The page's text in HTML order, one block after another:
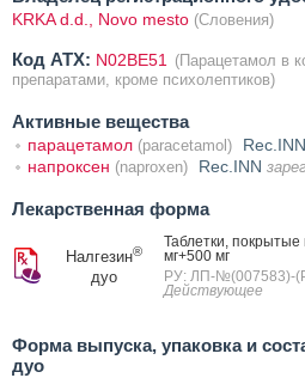
KRKA d.d., Novo mesto (Словения)
Код ATX: N02BE51 (Парацетамол в
препаратами, кроме психолептиков)
Активные вещества
парацетамол (paracetamol) Rec.INN
напроксен (naproxen) Rec.INN
Лекарственная форма
Налгезин®
дуо
Таблетки,
мг+500 мг
РУ: ЛП-№(007583)-
Действующее
Форма выпуска, упаковка и
дуо